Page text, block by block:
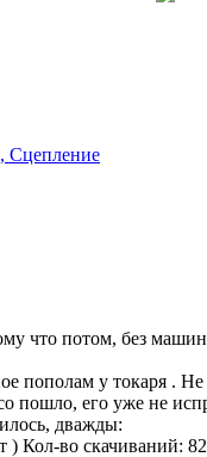
Сцепление
что потом, без
пополам у токаря .
пошло, его уже не
дважды:
) Кол-во скачиваний: